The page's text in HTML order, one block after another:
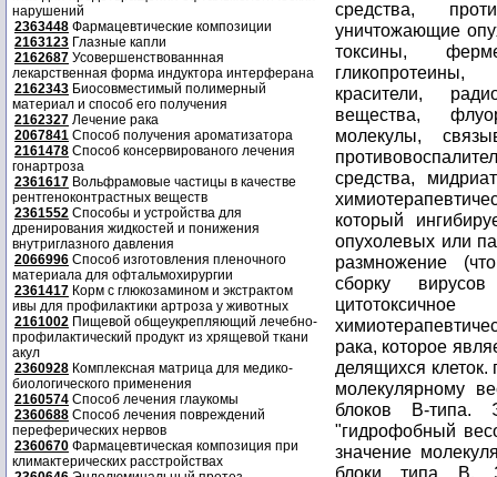
нарушений
2363448 Фармацевтические композиции
2163123 Глазные капли
2162687 Усовершенствованнная
лекарственная форма индуктора интерферана
2162343 Биосовместимый полимерный
материал и способ его получения
2162327 Лечение рака
2067841 Способ получения ароматизатора
2161478 Способ консервированого лечения
гонартроза
2361617 Вольфрамовые частицы в качестве
рентгеноконтрастных веществ
2361552 Способы и устройства для
дренирования жидкостей и понижения
внутриглазного давления
2066996 Способ изготовления пленочного
материала для офтальмохирургии
2361417 Корм с глюкозамином и экстрактом
ивы для профилактики артроза у животных
2161002 Пищевой общеукрепляющий лечебно-
профилактический продукт из хрящевой ткани
акул
2360928 Комплексная матрица для медико-
биологического применения
2160574 Способ лечения глаукомы
2360688 Способ лечения повреждений
переферических нервов
2360670 Фармацевтическая композиция при
климактерических расстройствах
средства,
уничтожающие
токсины,
гликопротеины,
красители,
вещества,
молекулы,
средства,
который
опухолевых или
размножение
сборку
рака, которое
делящихся
молекулярному
блоков B-типа.
"гидрофобный
значение
блоки типа В.